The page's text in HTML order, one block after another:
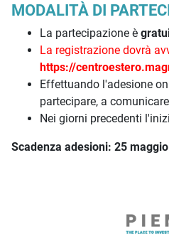
MODALITÀ DI
La partecipazione è
La registrazione dovrà
https://
Effettuando l'adesione
partecipare, a
Nei giorni precedenti
Scadenza adesioni: 25